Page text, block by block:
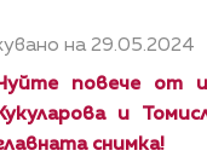
на 29.05.2024
повече от
и
снимка!